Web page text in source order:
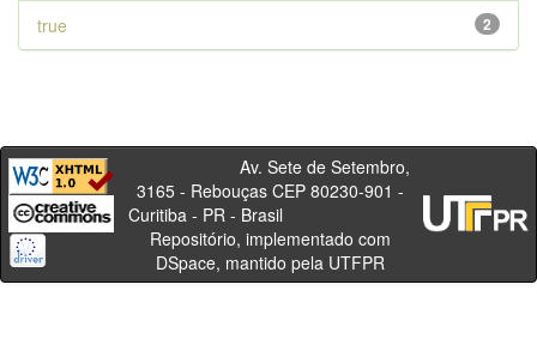
2
true
Av. Sete de Setembro,
3165 - Rebouças CEP 80230-901 -
Curitiba - PR - Brasil
Repositório, implementado com
DSpace, mantido pela UTFPR